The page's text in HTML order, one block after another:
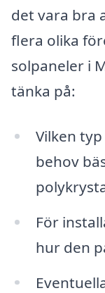
det vara bra
flera olika
solpaneler i
tänka på:
Vilken
behov
För
hur den